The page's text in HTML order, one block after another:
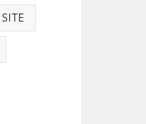
SITE